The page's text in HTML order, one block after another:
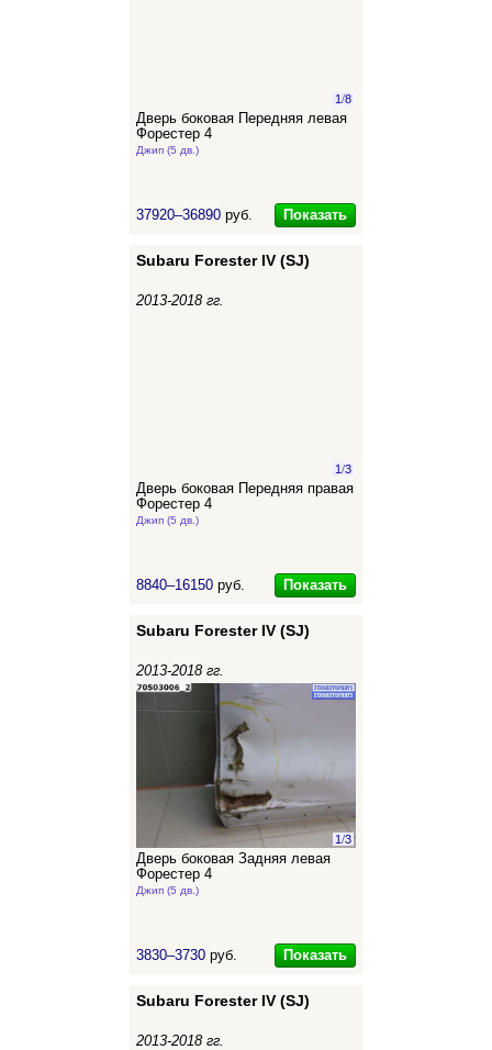
1/8
Дверь боковая Передняя левая
Форестер 4
Джип (5 дв.)
37920–36890 руб. Показать
Subaru Forester IV (SJ)
2013-2018 гг.
1/3
Дверь боковая Передняя правая
Форестер 4
Джип (5 дв.)
8840–16150 руб. Показать
Subaru Forester IV (SJ)
2013-2018 гг.
1/3
Дверь боковая Задняя левая
Форестер 4
Джип (5 дв.)
3830–3730 руб. Показать
Subaru Forester IV (SJ)
2013-2018 гг.